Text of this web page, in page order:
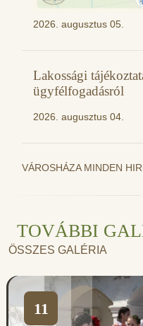
2026. augusztus 05.
Lakossági
ügyfélfogadásról
2026. augusztus 04.
VÁROSHÁZA MINDEN
TOVÁBBI
ÖSSZES GALÉRIA
11